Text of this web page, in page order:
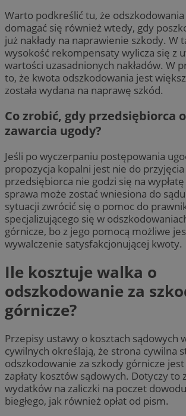
Warto podkreślić tu, że
domagać się również wtedy, gdy
już nakłady na naprawienie szkody. W
wysokość rekompensaty wylicza się z
wartości uzasadnionych nakładów. W
to, że kwota odszkodowania jest
została wydana na naprawę szkód.
Co zrobić, gdy przedsiębiorca
zawarcia ugody?
Jeśli po wyczerpaniu postępowania
propozycja kopalni jest nie do
przedsiębiorca nie godzi się na
sprawa może zostać wniesiona do
sytuacji zwrócić się o pomoc do
specjalizującego się w
górnicze, bo z jego pomocą możliwe
wywalczenie satysfakcjonującej kwoty.
Ile kosztuje walka o
odszkodowanie za
górnicze?
Przepisy ustawy o kosztach sądowych
cywilnych określają, że strona cywilna
odszkodowanie za szkody górnicze
zapłaty kosztów sądowych. Dotyczy to
wydatków na zaliczki na poczet
biegłego, jak również opłat od pism.